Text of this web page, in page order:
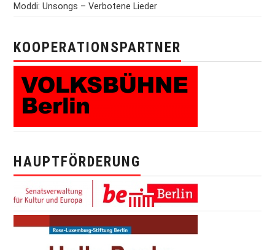
Moddi: Unsongs – Verbotene Lieder
KOOPERATIONSPARTNER
HAUPTFÖRDERUNG